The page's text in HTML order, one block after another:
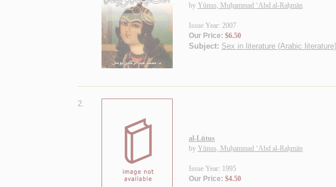
by Yūnus, Muḥammad ‘Abd al-Raḥmān
Issue Year: 2007
Our Price: $6.50
Subject: Sex in literature (Arabic literature)
2.
al-Lūtus
by Yūnus, Muḥammad ‘Abd al-Raḥmān
Issue Year: 1995
Our Price: $4.50